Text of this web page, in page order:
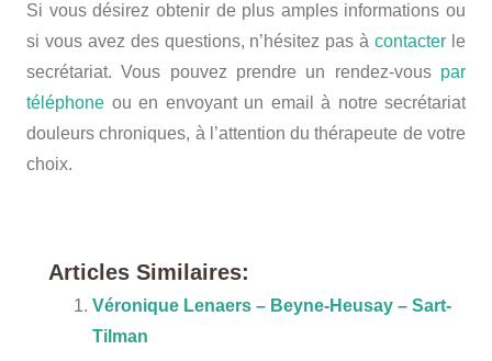
Si vous désirez obtenir de plus amples informations ou
si vous avez des questions, n’hésitez pas àcontacter le
secrétariat. Vous pouvez prendre un rendez-vous par
téléphone ou en envoyant un email à notre secrétariat
douleurs chroniques, à l’attention du thérapeute de votre
choix.
Articles Similaires:
Véronique Lenaers – Beyne-Heusay – Sart-
Tilman